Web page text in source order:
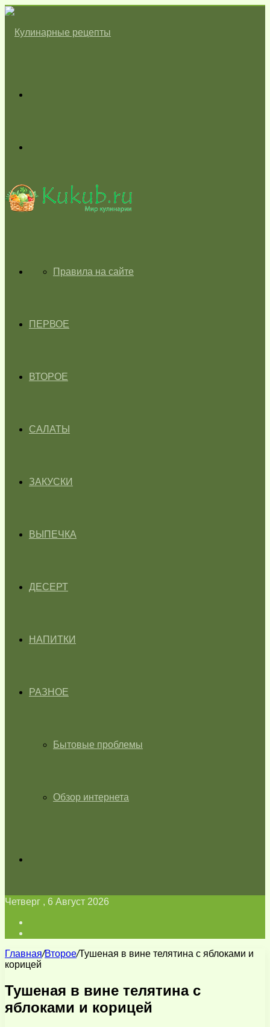
skin
ГЛАВНАЯПравила на сайте
ПЕРВОЕ
ВТОРОЕ
САЛАТЫ
ЗАКУСКИ
ВЫПЕЧКА
ДЕСЕРТ
НАПИТКИ
РАЗНОЕ
Бытовые проблемы
Обзор интернета
Четверг , 6 Август 2026
Главная/Второе/Тушеная в вине телятина с яблоками и
корицей
Тушеная в вине телятина с
яблоками и корицей